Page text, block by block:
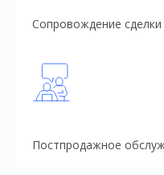
Сопровождение сделки
Постпродажное